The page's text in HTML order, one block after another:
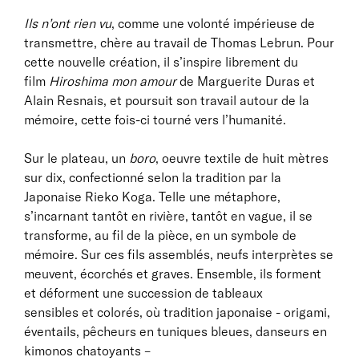
Ils n’ont rien vu, comme une volonté impérieuse de
transmettre, chère au travail de Thomas Lebrun. Pour
cette nouvelle création, il s’inspire librement du
film Hiroshima mon amourde Marguerite Duras et
Alain Resnais, et poursuit son travail autour de la
mémoire, cette fois-ci tourné vers l’humanité.
Sur le plateau, un boro, oeuvre textile de huit mètres
sur dix, confectionné selon la tradition par la
Japonaise Rieko Koga. Telle une métaphore,
s’incarnant tantôt en rivière, tantôt en vague, il se
transforme, au fil de la pièce, en un symbole de
mémoire. Sur ces fils assemblés, neufs interprètes se
meuvent, écorchés et graves. Ensemble, ils forment
et déforment une succession de tableaux
sensibles et colorés, où tradition japonaise - origami,
éventails, pêcheurs en tuniques bleues, danseurs en
kimonos chatoyants –